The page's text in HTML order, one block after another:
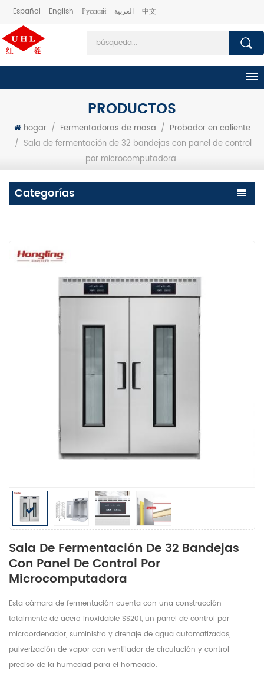
Español English Русский العربية 中文
PRODUCTOS
hogar / Fermentadoras de masa / Probador en caliente
/ Sala de fermentación de 32 bandejas con panel de control
por microcomputadora
Categorías
Sala De Fermentación De 32 Bandejas
Con Panel De Control Por
Microcomputadora
Esta cámara de fermentación cuenta con una construcción
totalmente de acero inoxidable SS201, un panel de control por
microordenador, suministro y drenaje de agua automatizados,
pulverización de vapor con ventilador de circulación y control
preciso de la humedad para el horneado.